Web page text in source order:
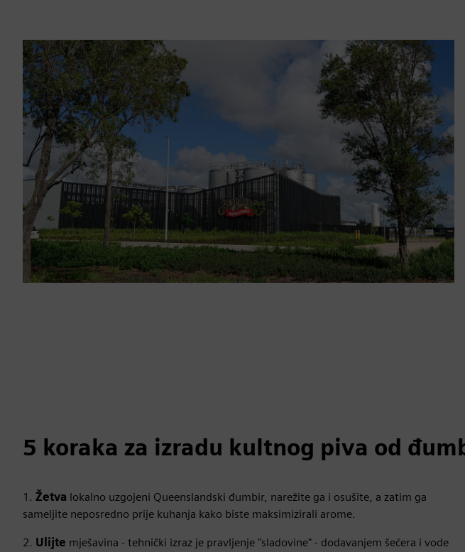
5 koraka za izradu kultnog piva od
1. Žetva lokalno uzgojeni Queenslandski đumbir, narežite ga i osušite, a zatim ga
sameljite neposredno prije kuhanja kako biste maksimizirali arome.
2. Ulijte mješavina - tehnički izraz je pravljenje "sladovine" - dodavanjem šećera i vode